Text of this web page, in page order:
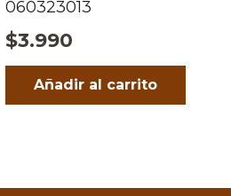
060323013
$3.990
Añadir al carrito